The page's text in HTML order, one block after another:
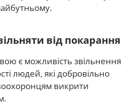
від покарання
є можливість звільнення
людей, які добровільно
викрити